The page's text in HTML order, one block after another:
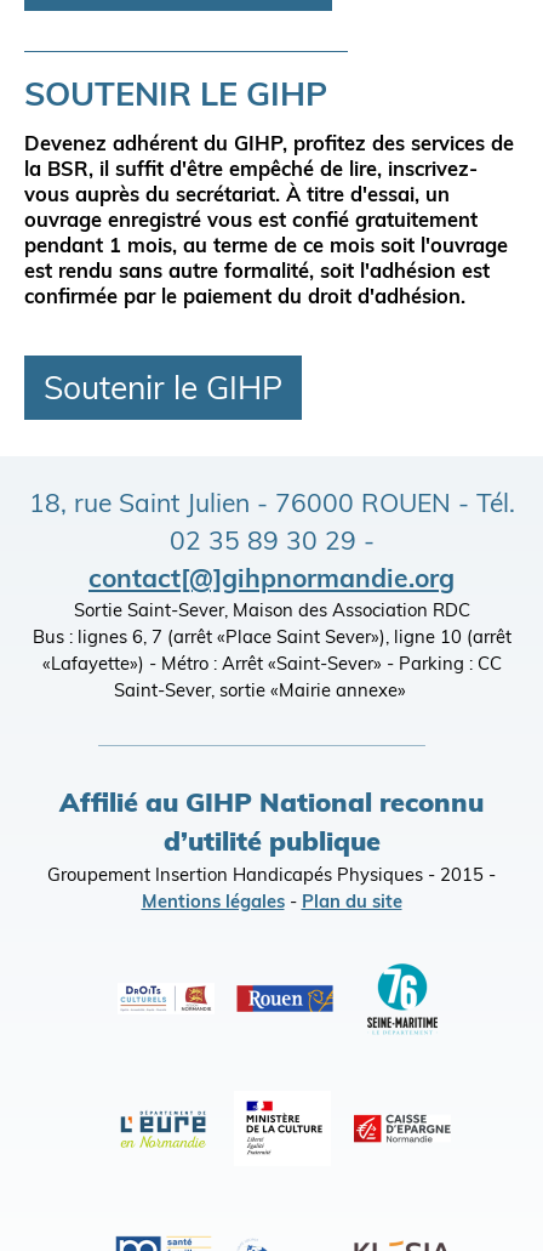
SOUTENIR LE GIHP
Devenez adhérent du GIHP, profitez des services de
la BSR, il suffit d'être empêché de lire, inscrivez-
vous auprès du secrétariat. À titre d'essai, un
ouvrage enregistré vous est confié gratuitement
pendant 1 mois, au terme de ce mois soit l'ouvrage
est rendu sans autre formalité, soit l'adhésion est
confirmée par le paiement du droit d'adhésion.
Soutenir le GIHP
18, rue Saint Julien - 76000 ROUEN - Tél.
02 35 89 30 29 -
contact[@]gihpnormandie.org
Sortie Saint-Sever, Maison des Association RDC
Bus : lignes 6, 7 (arrêt «Place Saint Sever»), ligne 10 (arrêt
«Lafayette») - Métro : Arrêt «Saint-Sever» - Parking : CC
Saint-Sever, sortie «Mairie annexe»
Affilié au GIHP National reconnu
d’utilité publique
Groupement Insertion Handicapés Physiques - 2015 -
Mentions légales- Plan du site